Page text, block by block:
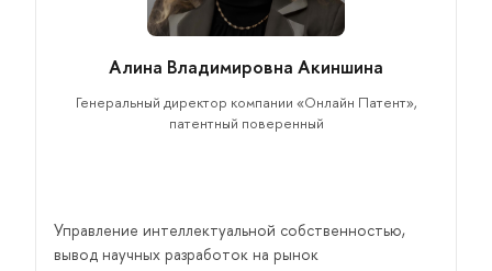
Алина Владимировна Акиншина
Генеральный директор компании «Онлайн Патент»,
патентный поверенный
Управление интеллектуальной собственностью,
вывод научных разработок на рынок